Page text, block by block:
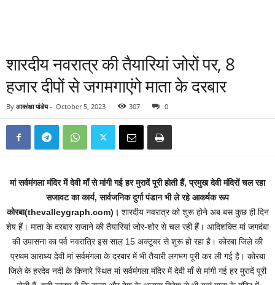
शारदीय नवरात्र की तैयारियां जोरों पर, 8
हजार दीपों से जगमगाएंगे माता के दरबार
By आकांक्षा पांडेय- October 5, 2023 307 0
मां सर्वमंगला मंदिर में देवी माँ से मांगी गई हर मुरादें पूरी होती हैं, प्रमुख देवी मंदिरों चल रहा
सजावट का कार्य, सार्वजनिक दुर्गा पंडान भी ले रहे आकर्षक रूप
कोरबा(thevalleygraph.com)। शारदीय नवरात्र को शुरू होने अब बस कुछ ही दिन
शेष हैं। माता के दरबार सजाने की तैयारियां जोर-शोर से चल रही हैं। आदिशक्ति मां जगदंबा
की उपासना का पर्व नवरात्रि इस साल 15 अक्टूबर से शुरू हो रहा है। कोरबा जिले की
प्रथम आराध्य देवी मां सर्वमंगला के दरबार में भी तैयारी लगभग पूरी कर ली गई है। कोरबा
जिले के हरदेव नदी के किनारे स्थित मां सर्वमंगला मंदिर में देवी माँ से मांगी गई हर मुरादें पूरी